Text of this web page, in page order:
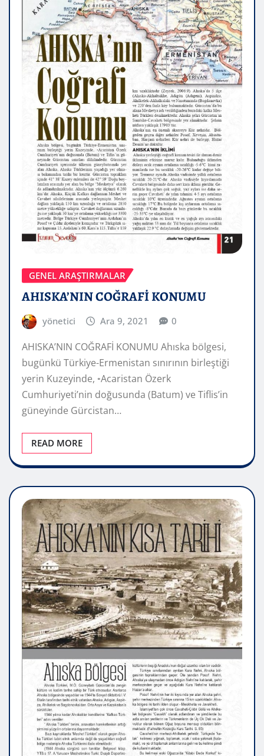
GENEL ARAŞTIRMALAR
AHISKA’NIN COĞRAFİ KONUMU
yönetici Ara 9, 2021 0
AHISKA’NIN COĞRAFİ KONUMU Ahıska bölgesi,
bugünkü Türkiye-Ermenistan sınırının birleştiği
yerin Kuzeyinde, ◦Acaristan Özerk
Cumhuriyeti’nin doğusunda (Batum) ve Tiflis’in
güneyinde Gürcistan…
READ MORE